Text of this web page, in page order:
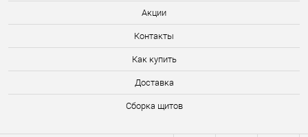
Акции
Контакты
Как купить
Доставка
Сборка щитов